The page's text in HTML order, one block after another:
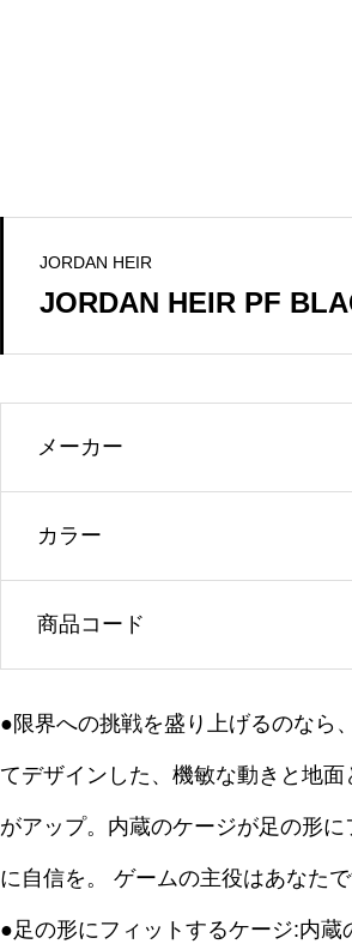
JORDAN HEIR
JORDAN HEIR PF
メーカー
カラー
商品コード
●限界への挑戦を盛り上げるのなら
てデザインした、機敏な動きと地
がアップ。内蔵のケージが足の形
に自信を。 ゲームの主役はあなたで
●足の形にフィットするケージ:内